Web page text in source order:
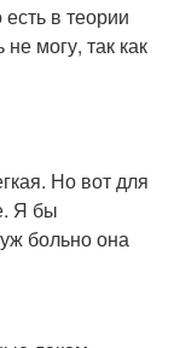
в теории
могу, так как
Но вот для
Я бы
больно она